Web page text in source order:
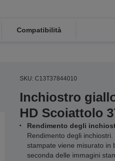
Compatibilità
SKU: C13T37844010
Inchiostro
HD Scoiattolo
Rendimento degli
Rendimento degli
stampate viene misurato in
seconda delle immagini